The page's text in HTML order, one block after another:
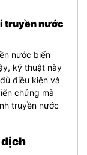
truyền nước
nước biển
kỹ thuật này
điều kiện và
chứng mà
truyền nước
dịch